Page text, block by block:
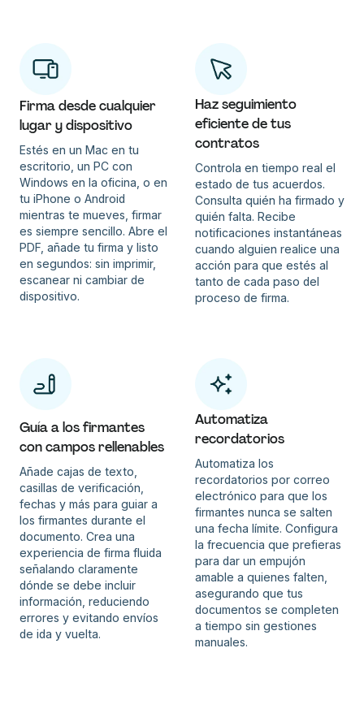
Firma desde cualquier
lugar y dispositivo
Estés en un Mac en tu
escritorio, un PC con
Windows en la oficina, o en
tu iPhone o Android
mientras te mueves, firmar
es siempre sencillo. Abre el
PDF, añade tu firma y listo
en segundos: sin imprimir,
escanear ni cambiar de
dispositivo.
Haz seguimiento
eficiente de tus
contratos
Controla en tiempo real el
estado de tus acuerdos.
Consulta quién ha firmado y
quién falta. Recibe
notificaciones instantáneas
cuando alguien realice una
acción para que estés al
tanto de cada paso del
proceso de firma.
Guía a los firmantes
con campos rellenables
Añade cajas de texto,
casillas de verificación,
fechas y más para guiar a
los firmantes durante el
documento. Crea una
experiencia de firma fluida
señalando claramente
dónde se debe incluir
información, reduciendo
errores y evitando envíos
de ida y vuelta.
Automatiza
recordatorios
Automatiza los
recordatorios por correo
electrónico para que los
firmantes nunca se salten
una fecha límite. Configura
la frecuencia que prefieras
para dar un empujón
amable a quienes falten,
asegurando que tus
documentos se completen
a tiempo sin gestiones
manuales.